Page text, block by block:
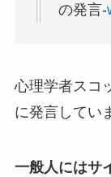
の発言-
心理学者スコ
に発言してい
一般人にはサ